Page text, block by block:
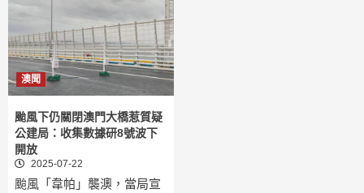
澳聞
颱風下仍關閉澳門大橋惹質疑
公建局：收集數據研8號波下
開放
2025-07-22
颱風「韋帕」襲澳，當局宣